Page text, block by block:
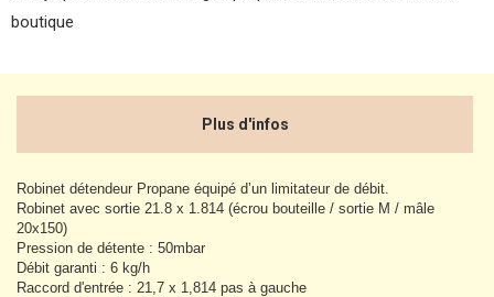
boutique
Plus d'infos
Robinet détendeur Propane équipé d’un limitateur de débit.
Robinet avec sortie 21.8 x 1.814 (écrou bouteille / sortie M / mâle
20x150)
Pression de détente : 50mbar
Débit garanti : 6 kg/h
Raccord d'entrée : 21,7 x 1,814 pas à gauche